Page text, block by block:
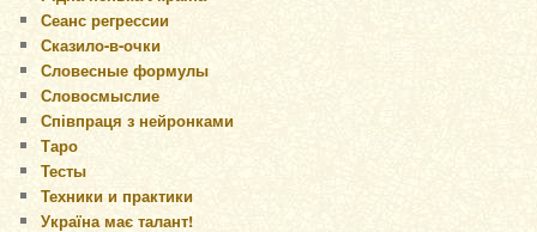
Сеанс регрессии
Сказило-в-очки
Словесные формулы
Словосмыслие
Співпраця з нейронками
Таро
Тесты
Техники и практики
Україна має талант!